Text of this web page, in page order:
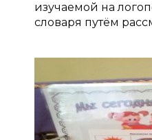
изучаемой на
словаря путём